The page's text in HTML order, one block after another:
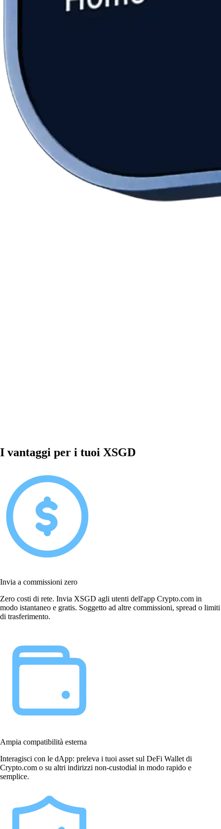
I vantaggi per i tuoi XSGD
Invia a commissioni zero
Zero costi di rete. Invia XSGD agli utenti dell'app Crypto.com in
modo istantaneo e gratis. Soggetto ad altre commissioni, spread o limiti
di trasferimento.
Ampia compatibilità esterna
Interagisci con le dApp: preleva i tuoi asset sul DeFi Wallet di
Crypto.com o su altri indirizzi non-custodial in modo rapido e
semplice.